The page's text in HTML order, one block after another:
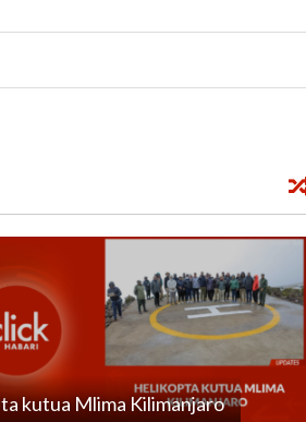
kutua Mlima Kilimanjaro